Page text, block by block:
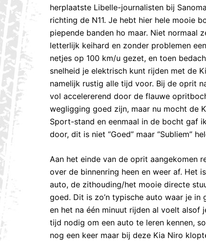
herplaatste Libelle-journalisten bij
richting de N11. Je hebt hier hele mooie
piepende banden ho maar. Niet normaal
letterlijk keihard en zonder problemen
netjes op 100 km/u gezet, en toen
snelheid je elektrisch kunt rijden met de
namelijk rustig alle tijd voor. Bij de oprit
vol accelererend door de flauwe
wegligging goed zijn, maar nu mocht de
Sport-stand en eenmaal in de bocht gaf
door, dit is niet “Goed” maar “Subliem”
Aan het einde van de oprit aangekomen
over de binnenring heen en weer af. Het
auto, de zithouding/het mooie directe
goed. Dit is zo’n typische auto waar je
en het na één minuut rijden al voelt alsof
tijd nodig om een auto te leren kennen,
nog een keer maar bij deze Kia Niro